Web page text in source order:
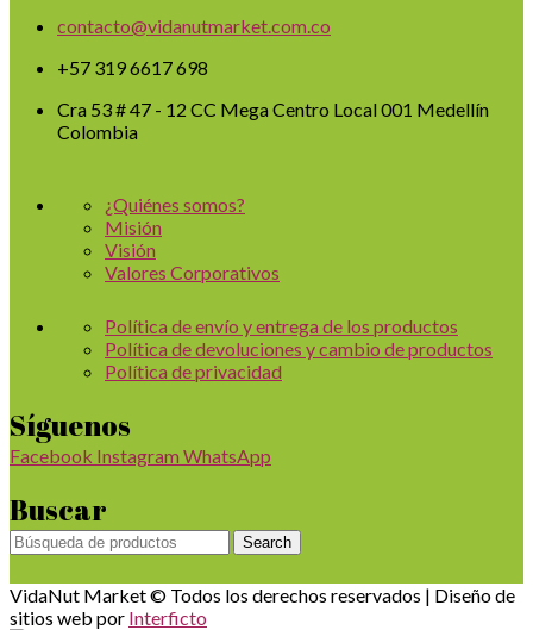
contacto@vidanutmarket.com.co
+57 319 6617 698
Cra 53 # 47 - 12 CC Mega Centro Local 001 Medellín
Colombia
¿Quiénes somos?
Misión
Visión
Valores Corporativos
Política de envío y entrega de los productos
Política de devoluciones y cambio de productos
Política de privacidad
Síguenos
Facebook Instagram WhatsApp
Buscar
Search
VidaNut Market © Todos los derechos reservados | Diseño de
sitios web por Interficto